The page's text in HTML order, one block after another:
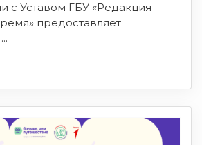
с Уставом ГБУ «Редакция
предоставляет